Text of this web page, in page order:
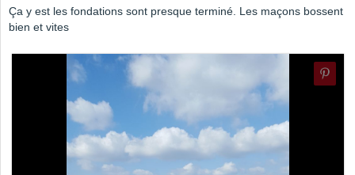
Ça y est les fondations sont presque terminé. Les maçons bossent
bien et vites